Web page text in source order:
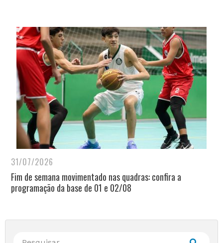
31/07/2026
Fim de semana movimentado nas quadras: confira a
programação da base de 01 e 02/08